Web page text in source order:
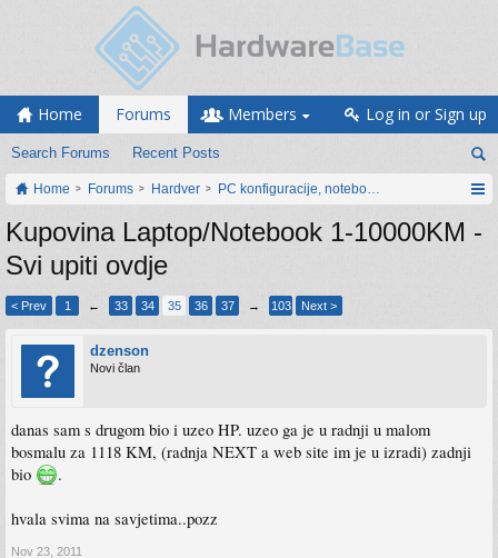
Home Forums
Search Forums Recent Posts
Members Log in or Sign up
Home Forums Hardver PC konfiguracije, notebook računari, servis
Kupovina Laptop/Notebook 1-10000KM -
Svi upiti ovdje
< Prev 1 ← 33 34 35 36 37 → 103 Next >
dzenson
Novi član
danas sam s drugom bio i uzeo HP. uzeo ga je u radnji u malom
bosmalu za 1118 KM, (radnja NEXT a web site im je u izradi) zadnji
bio
.
hvala svima na savjetima..pozz
Nov 23, 2011